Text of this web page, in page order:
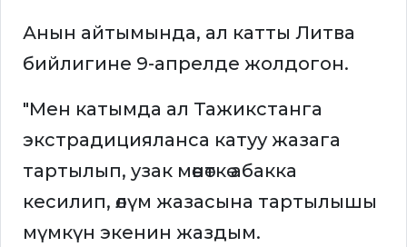
Анын айтымында, ал катты Литва
бийлигине 9-апрелде жолдогон.
"Мен катымда ал Тажикстанга
экстрадицияланса катуу жазага
тартылып, узак мөөнөткө абакка
кесилип, өлүм жазасына тартылышы
мүмкүн экенин жаздым.